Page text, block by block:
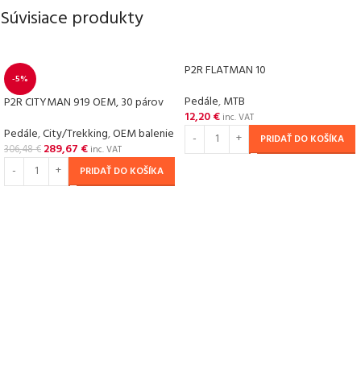
Súvisiace produkty
-5%
P2R CITYMAN 919 OEM, 30 párov
Pedále,City/Trekking,OEM balenie
306,48€ 289,67 € inc. VAT
PRIDAŤ DO KOŠÍKA
P2R FLATMAN 10
Pedále,MTB
12,20€ inc. VAT
PRIDAŤ DO KOŠÍKA